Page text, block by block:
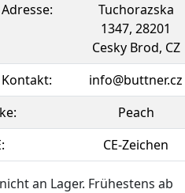
Tuchorazska
1347, 28201
Cesky Brod, CZ
info@buttner.cz
Peach
CE-Zeichen
an Lager. Frühestens ab